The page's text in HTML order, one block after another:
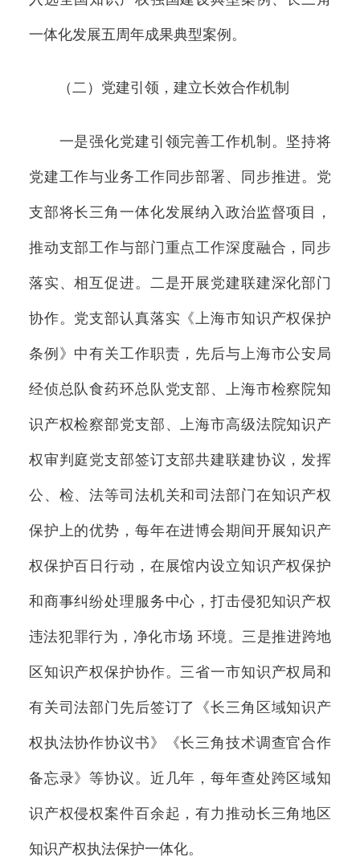
一体化发展五周年成果典型案例。
（二）党建引领，建立长效合作机制
一是强化党建引领完善工作机制。坚持将
党建工作与业务工作同步部署、同步推进。党
支部将长三角一体化发展纳入政治监督项目，
推动支部工作与部门重点工作深度融合，同步
落实、相互促进。二是开展党建联建深化部门
协作。党支部认真落实《上海市知识产权保护
条例》中有关工作职责，先后与上海市公安局
经侦总队食药环总队党支部、上海市检察院知
识产权检察部党支部、上海市高级法院知识产
权审判庭党支部签订支部共建联建协议，发挥
公、检、法等司法机关和司法部门在知识产权
保护上的优势，每年在进博会期间开展知识产
权保护百日行动，在展馆内设立知识产权保护
和商事纠纷处理服务中心，打击侵犯知识产权
违法犯罪行为，净化市场 环境。三是推进跨地
区知识产权保护协作。三省一市知识产权局和
有关司法部门先后签订了《长三角区域知识产
权执法协作协议书》《长三角技术调查官合作
备忘录》等协议。近几年，每年查处跨区域知
识产权侵权案件百余起，有力推动长三角地区
知识产权执法保护一体化。